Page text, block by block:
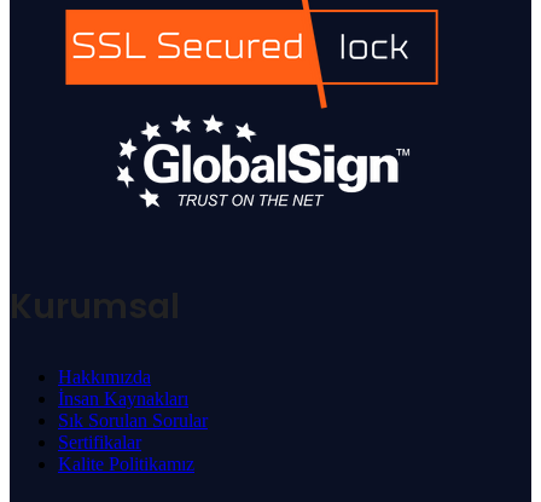
Kurumsal
Hakkımızda
İnsan Kaynakları
Sık Sorulan Sorular
Sertifikalar
Kalite Politikamız